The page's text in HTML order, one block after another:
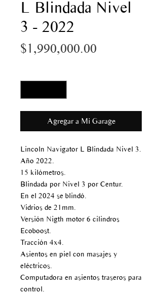
L Blindada Nivel
3 - 2022
$1,990,000.00
Agregar a Mi Garage
Lincoln Navigator L Blindada Nivel 3.
Año 2022.
15 kilómetros.
Blindada por Nivel 3 por Centur.
En el 2024 se blindó.
Vidrios de 21mm.
Versión Nigth motor 6 cilindros
Ecoboost.
Tracción 4x4.
Asientos en piel con masajes y
eléctricos.
Computadora en asientos traseros para
control.